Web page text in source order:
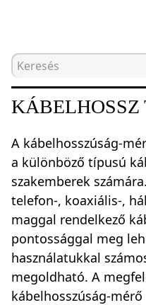
Kezdőlap
KÁBELHOSSZ
A kábelhosszúság-
a különböző típusú
szakemberek
telefon-, koaxiális-,
maggal rendelkező
pontossággal meg
használatukkal
megoldható. A
kábelhosszúság-